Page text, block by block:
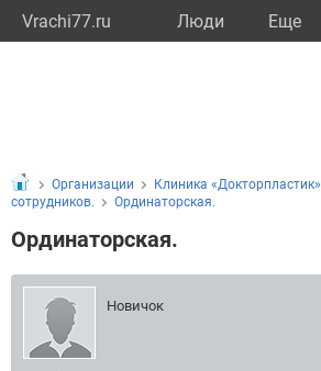
Vrachi77.ru Люди Eще
Организации Клиника «Докторпластик»
сотрудников.
Ординаторская.
Ординаторская.
Новичок